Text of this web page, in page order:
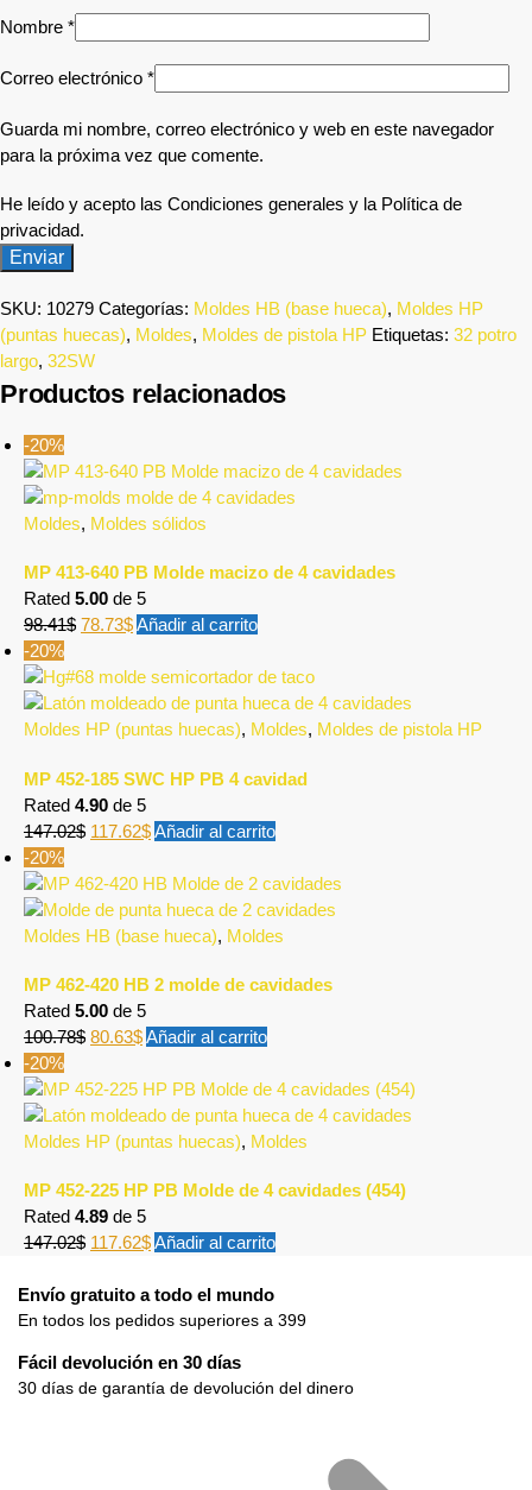
Nombre *
Correo electrónico *
Guarda mi nombre, correo electrónico y web en este navegador
para la próxima vez que comente.
He leído y acepto las Condiciones generales y la Política de
privacidad.
SKU: 10279 Categorías: Moldes HB (base hueca), Moldes HP
(puntas huecas), Moldes, Moldes de pistola HP Etiquetas: 32 potro
largo, 32SW
Productos relacionados
-20%
Moldes, Moldes sólidos
MP 413-640 PB Molde macizo de 4 cavidades
Rated 5.00 de 5
98.41$ 78.73$Añadir al carrito
-20%
Moldes HP (puntas huecas), Moldes, Moldes de pistola HP
MP 452-185 SWC HP PB 4 cavidad
Rated 4.90 de 5
147.02$ 117.62$Añadir al carrito
-20%
Moldes HB (base hueca), Moldes
MP 462-420 HB 2 molde de cavidades
Rated 5.00 de 5
100.78$ 80.63$Añadir al carrito
-20%
Moldes HP (puntas huecas), Moldes
MP 452-225 HP PB Molde de 4 cavidades (454)
Rated 4.89 de 5
147.02$ 117.62$Añadir al carrito
Envío gratuito a todo el mundo
En todos los pedidos superiores a 399
Fácil devolución en 30 días
30 días de garantía de devolución del dinero